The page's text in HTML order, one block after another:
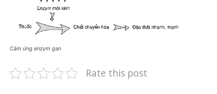
Cảm ứng enzym gan
Rate this post